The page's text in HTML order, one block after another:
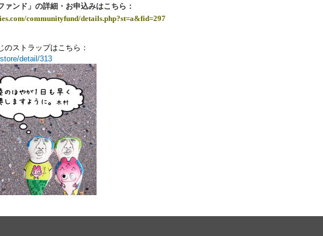
ァンド」の詳細・お申込みはこちら：
communityfund/details.php?st=a&fid=297
ストラップはこちら：
detail/313